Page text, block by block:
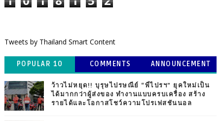
Tweets by Thailand Smart Content
POPULAR 10 COMMENTS ANNOUNCEMENT
ว้าวไม่หยุด!! บุรุษไปรษณีย์ “พี่ไปรฯ” ยุคใหม่เป็น
ได้มากกว่าผู้ส่งของ ทำงานแบบครบเครื่อง สร้าง
รายได้และโอกาสโชว์ความโปรเฟสชันนอล